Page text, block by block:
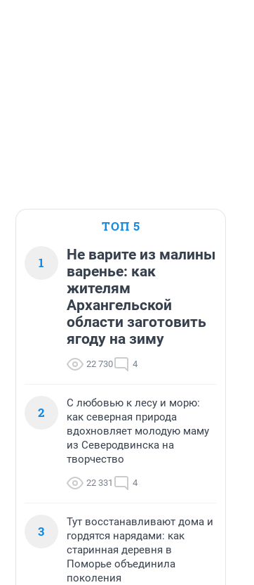
ТОП 5
1
Не варите из малины
варенье: как
жителям
Архангельской
области заготовить
ягоду на зиму
22 730 4
2
С любовью к лесу и морю:
как северная природа
вдохновляет молодую маму
из Северодвинска на
творчество
22 331 4
3
Тут восстанавливают дома и
гордятся нарядами: как
старинная деревня в
Поморье объединила
поколения